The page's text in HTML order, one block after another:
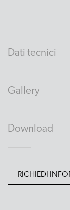
Dati tecnici
Gallery
Download
RICHIEDI